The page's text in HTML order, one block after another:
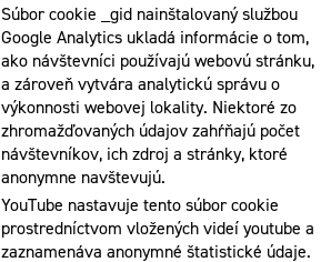
Súbor cookie _gid nainštalovaný službou
Google Analytics ukladá informácie o tom,
ako návštevníci používajú webovú stránku,
a zároveň vytvára analytickú správu o
výkonnosti webovej lokality. Niektoré zo
zhromažďovaných údajov zahŕňajú počet
návštevníkov, ich zdroj a stránky, ktoré
anonymne navštevujú.
YouTube nastavuje tento súbor cookie
prostredníctvom vložených videí youtube a
zaznamenáva anonymné štatistické údaje.